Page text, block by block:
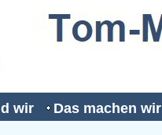
wir Das machen wir